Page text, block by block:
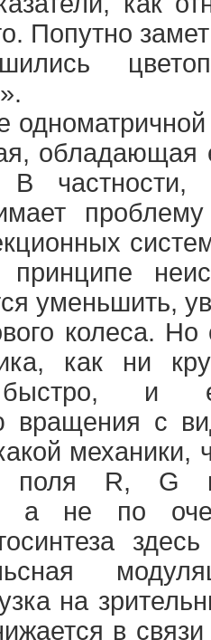
Попутно
В частности,
принципе
уменьшить,
колеса.
как ни
быстро, и
вращения с
механики,
поля R, G
а не по
на
в